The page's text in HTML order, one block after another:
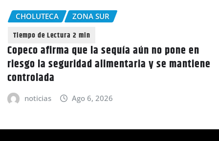
CHOLUTECA ZONA SUR
Copeco afirma que la sequía aún no pone en
riesgo la seguridad alimentaria y se mantiene
controlada
noticias Ago 6, 2026